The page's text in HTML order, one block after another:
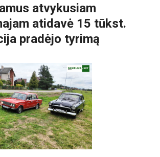
atvykusiam
atidavė 15 tūkst.
pradėjo tyrimą